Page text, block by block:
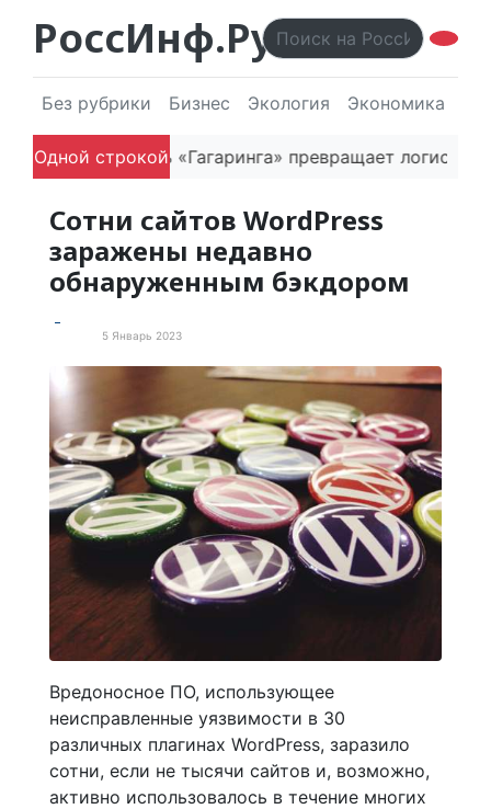
РоссИнф.Ру
Без рубрики Бизнес Экология Экономика
Одной строкой
Как основатель «Гагаринга» превращает
Сотни сайтов WordPress
заражены недавно
обнаруженным бэкдором
5 Январь 2023
Вредоносное ПО, использующее
неисправленные уязвимости в 30
различных плагинах WordPress, заразило
сотни, если не тысячи сайтов и, возможно,
активно использовалось в течение многих